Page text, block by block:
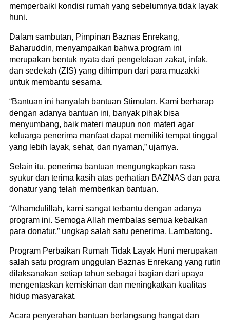
memperbaiki kondisi rumah yang sebelumnya tidak layak
huni.
Dalam sambutan, Pimpinan Baznas Enrekang,
Baharuddin, menyampaikan bahwa program ini
merupakan bentuk nyata dari pengelolaan zakat, infak,
dan sedekah (ZIS) yang dihimpun dari para muzakki
untuk membantu sesama.
“Bantuan ini hanyalah bantuan Stimulan, Kami berharap
dengan adanya bantuan ini, banyak pihak bisa
menyumbang, baik materi maupun non materi agar
keluarga penerima manfaat dapat memiliki tempat tinggal
yang lebih layak, sehat, dan nyaman,” ujarnya.
Selain itu, penerima bantuan mengungkapkan rasa
syukur dan terima kasih atas perhatian BAZNAS dan para
donatur yang telah memberikan bantuan.
“Alhamdulillah, kami sangat terbantu dengan adanya
program ini. Semoga Allah membalas semua kebaikan
para donatur,” ungkap salah satu penerima, Lambatong.
Program Perbaikan Rumah Tidak Layak Huni merupakan
salah satu program unggulan Baznas Enrekang yang rutin
dilaksanakan setiap tahun sebagai bagian dari upaya
mengentaskan kemiskinan dan meningkatkan kualitas
hidup masyarakat.
Acara penyerahan bantuan berlangsung hangat dan